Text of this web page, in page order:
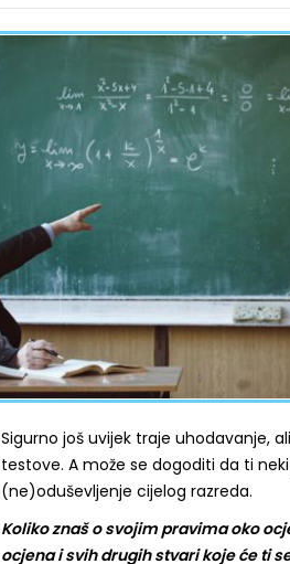
Sigurno još uvijek traje uhodavanje,
testove. A može se dogoditi da ti
(ne)oduševljenje cijelog razreda.
Koliko znaš o svojim pravima oko
ocjena i svih drugih stvari koje će ti